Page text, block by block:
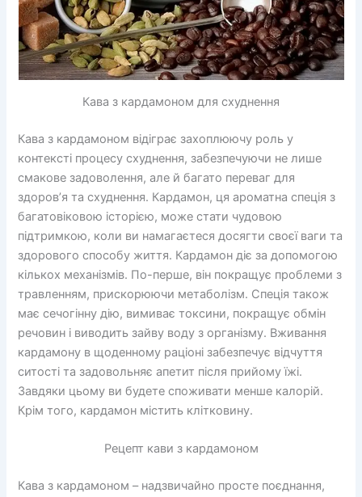
Кава з кардамоном для схуднення
Кава з кардамоном відіграє захоплюючу роль у
контексті процесу схуднення, забезпечуючи не лише
смакове задоволення, але й багато переваг для
здоров’я та схуднення. Кардамон, ця ароматна спеція з
багатовіковою історією, може стати чудовою
підтримкою, коли ви намагаєтеся досягти своєї ваги та
здорового способу життя. Кардамон діє за допомогою
кількох механізмів. По-перше, він покращує проблеми з
травленням, прискорюючи метаболізм. Спеція також
має сечогінну дію, вимиває токсини, покращує обмін
речовин і виводить зайву воду з організму. Вживання
кардамону в щоденному раціоні забезпечує відчуття
ситості та задовольняє апетит після прийому їжі.
Завдяки цьому ви будете споживати менше калорій.
Крім того, кардамон містить клітковину.
Рецепт кави з кардамоном
Кава з кардамоном – надзвичайно просте поєднання,